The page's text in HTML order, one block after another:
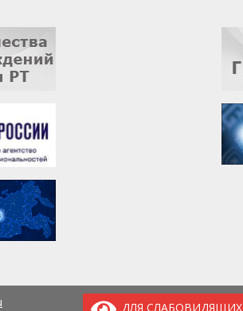
ДЛЯ СЛАБОВИДЯЩИХ